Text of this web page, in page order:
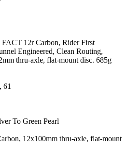
FACT 12r Carbon, Rider First
Engineered, Clean Routing,
thru-axle, flat-mount disc. 685g
61
To Green Pearl
12x100mm thru-axle, flat-mount